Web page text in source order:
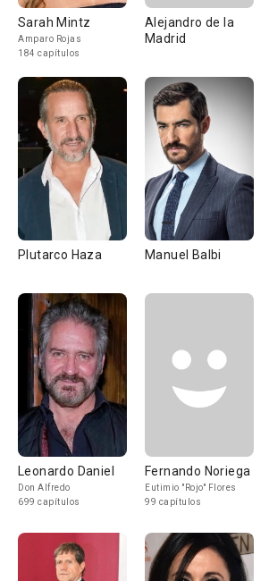
Sarah Mintz
Amparo Rojas
184 capítulos
Alejandro de la
Madrid
Plutarco Haza Manuel Balbi
Leonardo Daniel
Don Alfredo
699 capítulos
Fernando Noriega
Eutimio "Rojo" Flores
99 capítulos